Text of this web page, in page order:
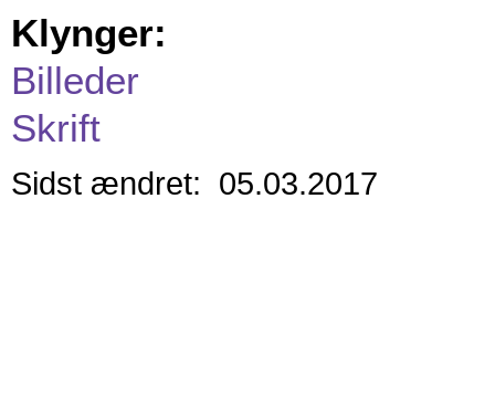
Klynger:
Billeder
Skrift
Sidst ændret: 05.03.2017